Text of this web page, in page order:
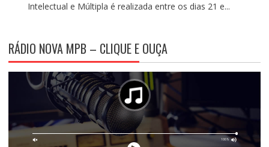
Intelectual e Múltipla é realizada entre os dias 21 e...
RÁDIO NOVA MPB – CLIQUE E OUÇA